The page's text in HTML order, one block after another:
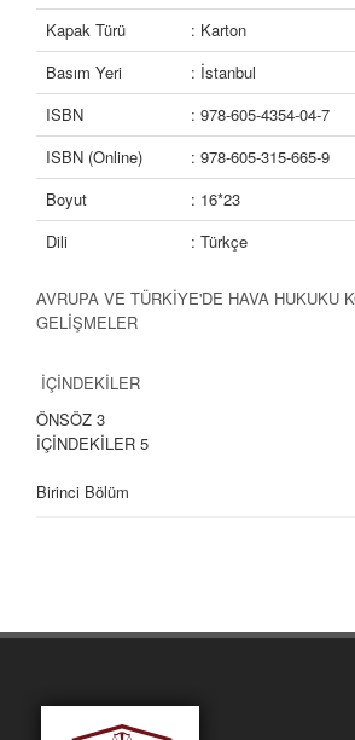
Kapak Türü
: Karton
Basım Yeri
: İstanbul
ISBN
: 978-605-4354-04-7
ISBN (Online)
: 978-605-315-665-9
Boyut
: 16*23
Dili
: Türkçe
AVRUPA VE TÜRKİYE'DE HAVA HUKUKU
GELİŞMELER
İÇİNDEKİLER
ÖNSÖZ 3
İÇİNDEKİLER 5
Birinci Bölüm
Avrupa Merkezi (ECSL) Ülke Temsilcisi,
Müzakere Safhasının Değerlendirilmesi 29
Av. Nazlı Can